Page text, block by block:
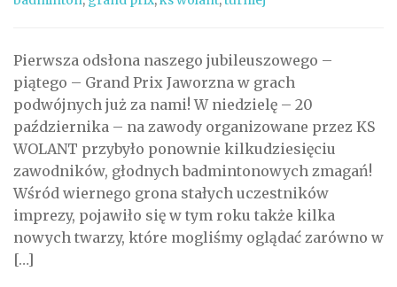
Pierwsza odsłona naszego jubileuszowego –
piątego – Grand Prix Jaworzna w grach
podwójnych już za nami! W niedzielę – 20
października – na zawody organizowane przez KS
WOLANT przybyło ponownie kilkudziesięciu
zawodników, głodnych badmintonowych zmagań!
Wśród wiernego grona stałych uczestników
imprezy, pojawiło się w tym roku także kilka
nowych twarzy, które mogliśmy oglądać zarówno w
[…]